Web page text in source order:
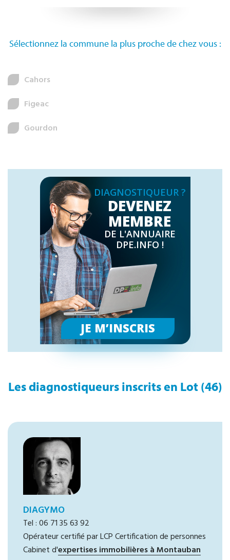
Sélectionnez la commune la plus proche de chez vous :
Cahors
Figeac
Gourdon
DIAGNOSTIQUEUR ?
DEVENEZ
MEMBRE
DE L'ANNUAIRE
DPE.INFO !
JE M’INSCRIS
Les diagnostiqueurs inscrits en Lot (46)
DIAGYMO
Tel : 06 71 35 63 92
Opérateur certifié par LCP Certification de personnes
Cabinet d'expertises immobilières à Montauban